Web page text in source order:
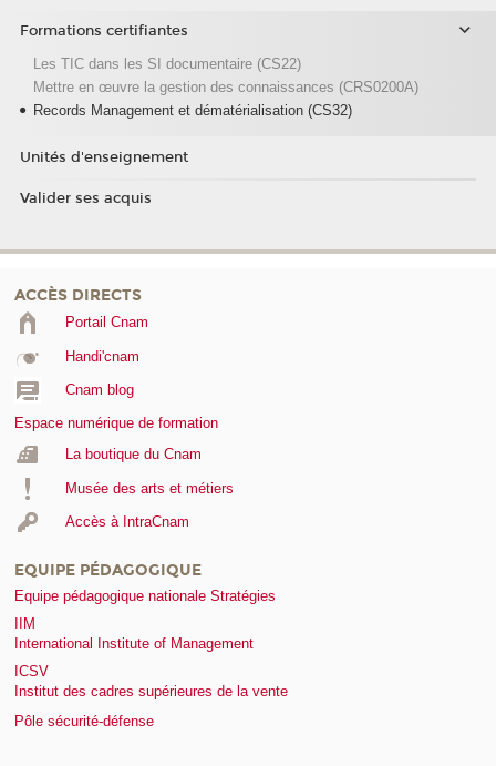
Formations certifiantes
Les TIC dans les SI documentaire (CS22)
Mettre en œuvre la gestion des connaissances (CRS0200A)
Records Management et dématérialisation (CS32)
Unités d'enseignement
Valider ses acquis
ACCÈS DIRECTS
Portail Cnam
Handi'cnam
Cnam blog
Espace numérique de formation
La boutique du Cnam
Musée des arts et métiers
Accès à IntraCnam
EQUIPE PÉDAGOGIQUE
Equipe pédagogique nationale Stratégies
IIM
International Institute of Management
ICSV
Institut des cadres supérieures de la vente
Pôle sécurité-défense